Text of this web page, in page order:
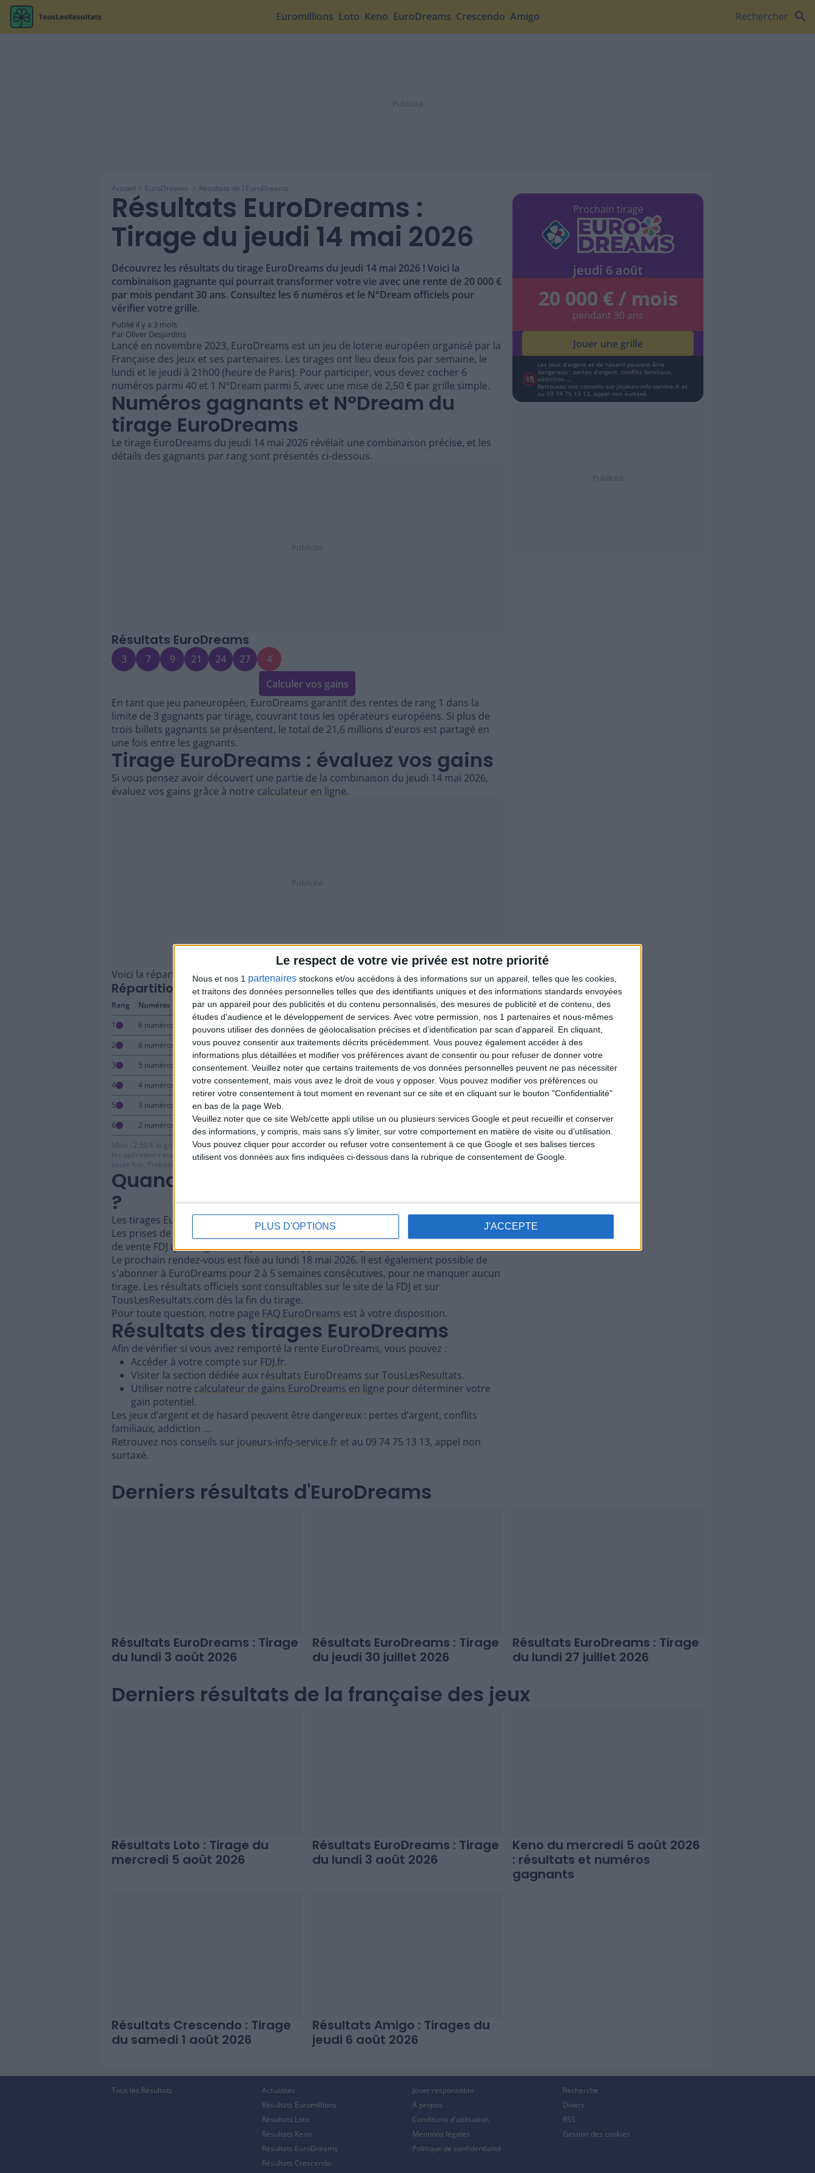
Le respect de votre vie privée est notre priorité
Nous et nos 1 partenaires stockons et/ou accédons à des informations sur un appareil, telles que les cookies,
et traitons des données personnelles telles que des identifiants uniques et des informations standards envoyées
par un appareil pour des publicités et du contenu personnalisés, des mesures de publicité et de contenu, des
études d'audience et le développement de services. Avec votre permission, nos 1 partenaires et nous-mêmes
pouvons utiliser des données de géolocalisation précises et d’identification par scan d'appareil. En cliquant,
vous pouvez consentir aux traitements décrits précédemment. Vous pouvez également accéder à des
informations plus détaillées et modifier vos préférences avant de consentir ou pour refuser de donner votre
consentement. Veuillez noter que certains traitements de vos données personnelles peuvent ne pas nécessiter
votre consentement, mais vous avez le droit de vous y opposer. Vous pouvez modifier vos préférences ou
retirer votre consentement à tout moment en revenant sur ce site et en cliquant sur le bouton "Confidentialité"
en bas de la page Web.
Veuillez noter que ce site Web/cette appli utilise un ou plusieurs services Google et peut recueillir et conserver
des informations, y compris, mais sans s’y limiter, sur votre comportement en matière de visite ou d’utilisation.
Vous pouvez cliquer pour accorder ou refuser votre consentement à ce que Google et ses balises tierces
utilisent vos données aux fins indiquées ci-dessous dans la rubrique de consentement de Google.
PLUS D'OPTIONS J'ACCEPTE
Euromillions Loto Keno EuroDreams Crescendo Amigo Rechercher search
Accueil EuroDreams Résultats de l'EuroDreams
Résultats EuroDreams :
Tirage du jeudi 14 mai 2026
Découvrez les résultats du tirage EuroDreams du jeudi 14 mai 2026 ! Voici la
combinaison gagnante qui pourrait transformer votre vie avec une rente de 20 000 €
par mois pendant 30 ans. Consultez les 6 numéros et le N°Dream officiels pour
vérifier votre grille.
Publié il y a 3 mois
Par Oliver Desjardins
Lancé en novembre 2023, EuroDreams est un jeu de loterie européen organisé par la
Française des Jeux et ses partenaires. Les tirages ont lieu deux fois par semaine, le
lundi et le jeudi à 21h00 (heure de Paris). Pour participer, vous devez cocher 6
numéros parmi 40 et 1 N°Dream parmi 5, avec une mise de 2,50 € par grille simple.
Numéros gagnants et N°Dream du
tirage EuroDreams
Le tirage EuroDreams du jeudi 14 mai 2026 révélait une combinaison précise, et les
détails des gagnants par rang sont présentés ci-dessous.
Résultats EuroDreams
3 7 9 21 24 27
4
Calculer vos gains
En tant que jeu paneuropéen, EuroDreams garantit des rentes de rang 1 dans la
limite de 3 gagnants par tirage, couvrant tous les opérateurs européens. Si plus de
trois billets gagnants se présentent, le total de 21,6 millions d'euros est partagé en
une fois entre les gagnants.
Tirage EuroDreams : évaluez vos gains
Si vous pensez avoir découvert une partie de la combinaison du jeudi 14 mai 2026,
évaluez vos gains grâce à notre calculateur en ligne.
Voici la répartition des gains pour le tirage EuroDreams du jour :
Répartition des gains
Rang Numéros trouvés N°Dream Gain
Probabilité
1
6 numéros + N°Dream 20 000 €/mois pendant 30 ans
1 / 19 191 900
2
6 numéros sans N°Dream 2 000 €/mois pendant 5 ans
1 / 4 797 975
3
5 numéros avec ou sans N°Dream variable (≈ 500 €)
1 / 18 816
4
4 numéros avec ou sans N°Dream variable
1 / 456
5
3 numéros avec ou sans N°Dream
6
2 numéros avec ou sans N°Dream 2,50 €
1 / 5,5
Mise : 2,50 € la grille simple. Le rang 1 est garanti dans la limite de 3 combinaisons gagnantes par tirage parmi tous
les opérateurs européens ; au-delà, le montant de 21 600 000 € est partagé entre les gagnants et versé en une
seule fois. Probabilité totale de gain : 1 chance sur 4,66.
Quand ont lieu les tirages EuroDreams
?
Les tirages EuroDreams s'organisent chaque lundi et jeudi à 21h00 (heure de Paris).
Les prises de jeu ferment à 20h15 le jour du tirage, disponibles tant dans les points
de vente FDJ qu'en ligne sur fdj.fr et via l'application FDJ.
Le prochain rendez-vous est fixé au lundi 18 mai 2026. Il est également possible de
s'abonner à EuroDreams pour 2 à 5 semaines consécutives, pour ne manquer aucun
tirage. Les résultats officiels sont consultables sur le site de la FDJ et sur
TousLesResultats.com dès la fin du tirage.
Pour toute question, notre page FAQ EuroDreams est à votre disposition.
Résultats des tirages EuroDreams
Afin de vérifier si vous avez remporté la rente EuroDreams, vous pouvez :
Accéder à votre compte sur FDJ.fr.
Visiter la section dédiée aux résultats EuroDreams sur TousLesResultats.
Utiliser notre calculateur de gains EuroDreams en ligne pour déterminer votre
gain potentiel.
Les jeux d’argent et de hasard peuvent être dangereux : pertes d’argent, conflits
familiaux, addiction …
Retrouvez nos conseils sur joueurs-info-service.fr et au 09 74 75 13 13, appel non
surtaxé.
Prochain tirage
jeudi 6 août
20 000 € / mois
pendant 30 ans
Jouer une grille
Les jeux d’argent et de hasard peuvent être
dangereux : pertes d’argent, conflits familiaux,
addiction …
Retrouvez nos conseils sur joueurs-info-service.fr et
au 09 74 75 13 13, appel non surtaxé.
Derniers résultats d'EuroDreams
Résultats EuroDreams : Tirage
du lundi 3 août 2026
Résultats EuroDreams : Tirage
du jeudi 30 juillet 2026
Résultats EuroDreams : Tirage
du lundi 27 juillet 2026
Derniers résultats de la française des jeux
Résultats Loto : Tirage du
mercredi 5 août 2026
Résultats EuroDreams : Tirage
du lundi 3 août 2026
Keno du mercredi 5 août 2026
: résultats et numéros
gagnants
Résultats Crescendo : Tirage
du samedi 1 août 2026
Résultats Amigo : Tirages du
jeudi 6 août 2026
Tous les Résultats
Actualités
Résultats Euromillions
Résultats Loto
Résultats Keno
Résultats EuroDreams
Résultats Crescendo
Jouer responsable
À propos
Conditions d'utilisation
Mentions légales
Politique de confidentialité
Recherche
Divers
RSS
Gestion des cookies